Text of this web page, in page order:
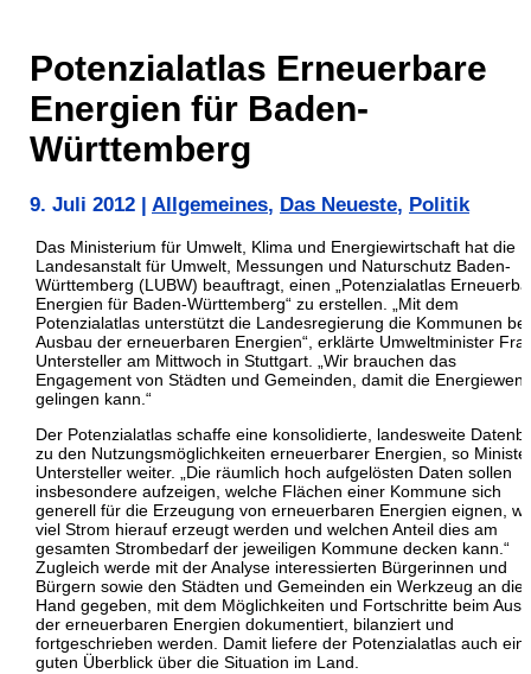
Potenzialatlas Erneuerbare
Energien für Baden-
Württemberg
9. Juli 2012 Allgemeines, Das Neueste, Politik
Das Ministerium für Umwelt, Klima und Energiewirtschaft hat die
Landesanstalt für Umwelt, Messungen und Naturschutz Baden-
Württemberg (LUBW) beauftragt, einen „Potenzialatlas
Energien für Baden-Württemberg“ zu erstellen. „Mit dem
Potenzialatlas unterstützt die Landesregierung die Kommunen
Ausbau der erneuerbaren Energien“, erklärte Umweltminister
Untersteller am Mittwoch in Stuttgart. „Wir brauchen das
Engagement von Städten und Gemeinden, damit die
gelingen kann.“
Der Potenzialatlas schaffe eine konsolidierte, landesweite
zu den Nutzungsmöglichkeiten erneuerbarer Energien, so
Untersteller weiter. „Die räumlich hoch aufgelösten Daten sollen
insbesondere aufzeigen, welche Flächen einer Kommune sich
generell für die Erzeugung von erneuerbaren Energien eignen,
viel Strom hierauf erzeugt werden und welchen Anteil dies am
gesamten Strombedarf der jeweiligen Kommune decken kann.“
Zugleich werde mit der Analyse interessierten Bürgerinnen und
Bürgern sowie den Städten und Gemeinden ein Werkzeug an die
Hand gegeben, mit dem Möglichkeiten und Fortschritte beim
der erneuerbaren Energien dokumentiert, bilanziert und
fortgeschrieben werden. Damit liefere der Potenzialatlas auch
guten Überblick über die Situation im Land.